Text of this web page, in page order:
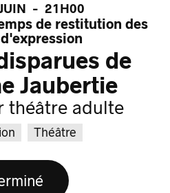
- 21H00
de restitution des
de
Jaubertie
théâtre adulte
Théâtre